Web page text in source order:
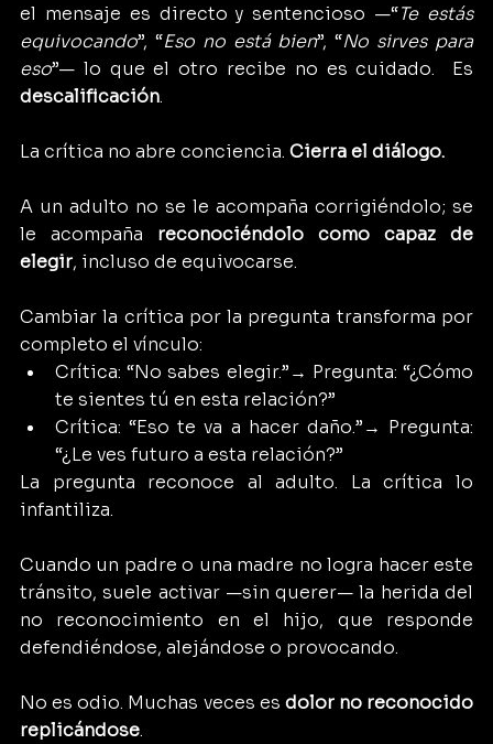
el mensaje es directo y sentencioso —“Te estás
equivocando”, “Eso no está bien”, “No sirves para
eso
descalificación.
La crítica no abre conciencia. Cierra el diálogo.
A un adulto no se le acompaña corrigiéndolo; se
le acompaña reconociéndolo como capaz de
elegir, incluso de equivocarse.
Cambiar la crítica por la pregunta transforma por
completo el vínculo:
Crítica: “No sabes elegir.”→ Pregunta: “¿Cómo
te sientes tú en esta relación?”
Crítica: “Eso te va a hacer daño.”→ Pregunta:
“¿Le ves futuro a esta relación?”
La pregunta reconoce al adulto. La crítica lo
infantiliza.
Cuando un padre o una madre no logra hacer este
tránsito, suele activar —sin querer— la herida del
no reconocimiento en el hijo, que responde
defendiéndose, alejándose o provocando.
No es odio. Muchas veces es dolor no reconocido
replicándose.